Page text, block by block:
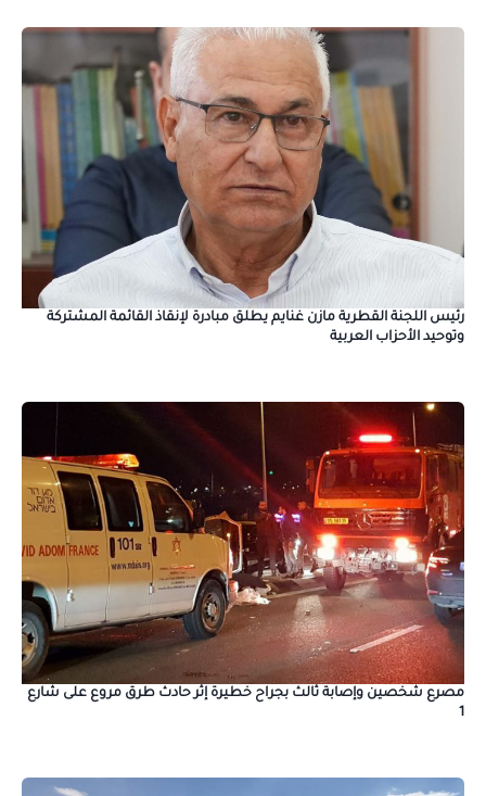
رئيس اللجنة القطرية مازن غنايم يطلق مبادرة لإنقاذ القائمة المشتركة
وتوحيد الأحزاب العربية
مصرع شخصين وإصابة ثالث بجراح خطيرة إثر حادث طرق مروع على شارع
1